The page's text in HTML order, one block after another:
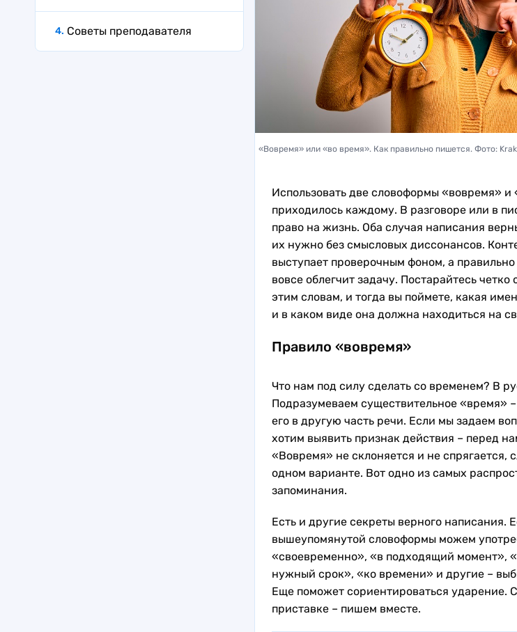
Советы преподавателя
«Вовремя» или «во время». Как правильно пишется. Фото:
Использовать две словоформы «вовремя» и
приходилось каждому. В разговоре или в
право на жизнь. Оба случая написания
их нужно без смысловых диссонансов.
выступает проверочным фоном, а
вовсе облегчит задачу. Постарайтесь
этим словам, и тогда вы поймете, какая
и в каком виде она должна находиться на
Правило «вовремя»
Что нам под силу сделать со временем? В
Подразумеваем существительное «время»
его в другую часть речи. Если мы задаем
хотим выявить признак действия – перед
«Вовремя» не склоняется и не спрягается,
одном варианте. Вот одно из самых
запоминания.
Есть и другие секреты верного написания.
вышеупомянутой словоформы можем
«своевременно», «в подходящий момент»,
нужный срок», «ко времени» и другие –
Еще поможет сориентироваться ударение.
приставке – пишем вместе.